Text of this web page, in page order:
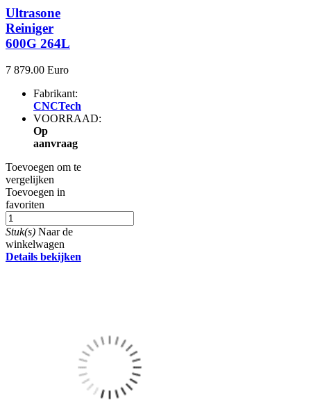
Ultrasone
Reiniger
600G 264L
7 879.00 Euro
Fabrikant:
CNCTech
VOORRAAD:
Op
aanvraag
Toevoegen om te
vergelijken
Toevoegen in
favoriten
Stuk(s) Naar de
winkelwagen
Details bekijken